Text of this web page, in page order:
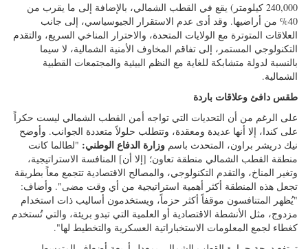
أكثر من 75% من ساحل كندا الرائد عالميًا (ما يزيد عن 150,000 ميل أو
240,000 كيلومتر) يقع في القطب الشمالي، بالإضافة إلى ما يقرب من
40% من أراضيها. وقد أدى عدم الاستقرار الجيوسياسي، إلى جانب
العلاقات المتوترة مع الولايات المتحدة، والاحترار المناخي السريع، والتقدم
التكنولوجي المستمر، إلى تفاقم المخاوف الأمنية الشمالية، لا سيما
بالنسبة لدولة متشابكة للغاية مع النظم البيئية والمجتمعات القطبية
الشمالية.
طقس دافئ وعلاقات باردة
على الرغم من أن التحديات التي تواجه أمن القطب الشمالي ليست حكراً
على كندا، إلا أنها عديدة ومعقدة، وتتطلب حلولاً متعددة الجوانب. وأوضح
نيك دريشر براون، المتحدث باسموزارة الدفاع الوطني: "لطالما كانت
منطقة القطب الشمالي منطقة تعاون؛ [إلا أن] المنافسة الاستراتيجية،
وتغير المناخ، والتقدم التكنولوجي، والمصالح الاقتصادية تتجمع معاً بطريقة
تجعل هذه المنطقة أكثر أهمية استراتيجية من أي وقت مضى". وأضاف:
"يُظهر المتنافسون موقفاً أكثر حزماً، ويستخدمون أساليب ذات استخدام
مزدوج، مثل الأنشطة الاقتصادية أو العلمية التي تبدو بريئة، والتي تُستخدم
كغطاء لجمع المعلومات الاستخباراتية العسكرية والتخطيط لها".